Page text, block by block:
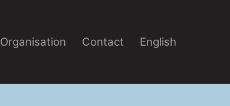
Organisation Contact English